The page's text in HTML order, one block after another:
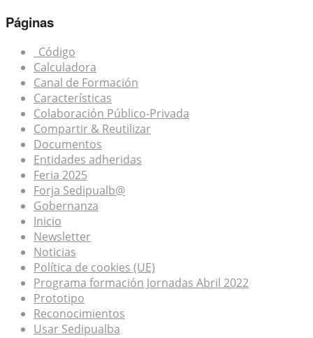
Páginas
_Código
Calculadora
Canal de Formación
Características
Colaboración Público-Privada
Compartir & Reutilizar
Documentos
Entidades adheridas
Feria 2025
Forja Sedipualb@
Gobernanza
Inicio
Newsletter
Noticias
Política de cookies (UE)
Programa formación Jornadas Abril 2022
Prototipo
Reconocimientos
Usar Sedipualba